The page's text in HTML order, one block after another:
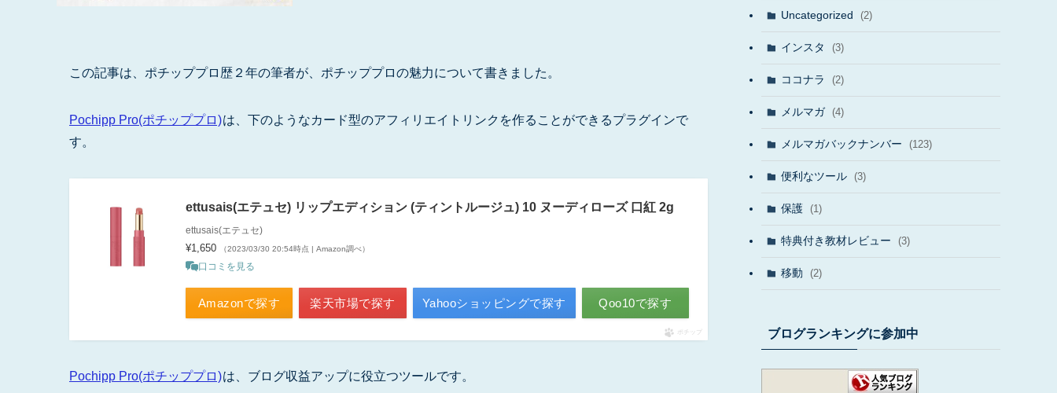
この記事は、ポチッププロ歴２年の筆者が、ポチッププロの魅力について書きました。
Pochipp Pro(ポチッププロ)は、下のようなカード型のアフィリエイトリンクを作ることができるプラグインで
す。
ettusais(エテュセ) リップエディション (ティントルージュ) 10 ヌーディローズ 口紅 2g
ettusais(エテュセ)
¥1,650 （2023/03/30 20:54時点 | Amazon調べ）
口コミを見る
Amazonで探す 楽天市場で探す Yahooショッピングで探す Qoo10で探す
ポチップ
Pochipp Pro(ポチッププロ)は、ブログ収益アップに役立つツールです。
Uncategorized (2)
インスタ (3)
ココナラ (2)
メルマガ (4)
メルマガバックナンバー (123)
便利なツール (3)
保護 (1)
特典付き教材レビュー (3)
移動 (2)
ブログランキングに参加中